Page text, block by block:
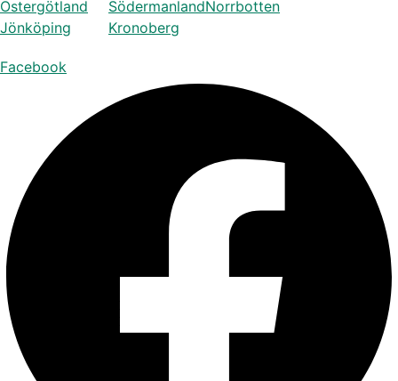
Östergötland
Jönköping
Södermanland
Kronoberg
Norrbotten
Facebook